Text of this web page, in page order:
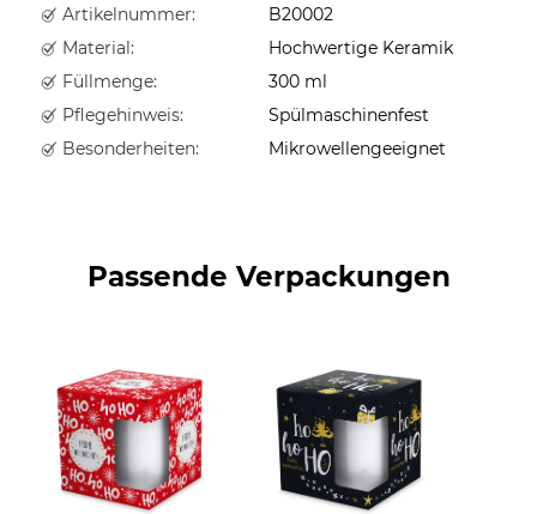
Artikelnummer:
B20002
Material:
Hochwertige Keramik
Füllmenge:
300 ml
Pflegehinweis:
Spülmaschinenfest
Besonderheiten:
Mikrowellengeeignet
Passende Verpackungen